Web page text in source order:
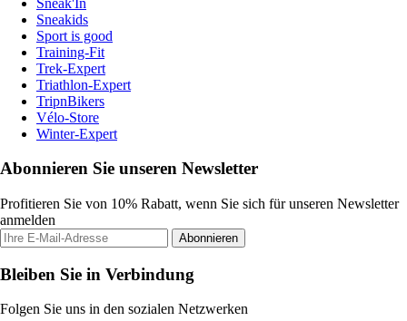
Sneakids
Sport is good
Training-Fit
Trek-Expert
Triathlon-Expert
TripnBikers
Vélo-Store
Winter-Expert
Abonnieren Sie unseren Newsletter
Profitieren Sie von 10% Rabatt, wenn Sie sich für unseren Newsletter
anmelden
Abonnieren
Bleiben Sie in Verbindung
Folgen Sie uns in den sozialen Netzwerken